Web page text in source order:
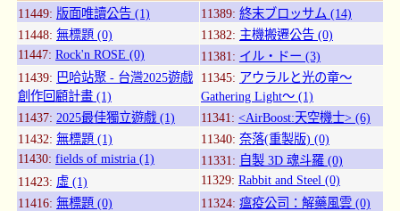
11449: 版面唯讀公告 (1) 11389: 終末ブロッサム (14)
11448: 無標題 (0) 11382: 主機搬遷公告 (0)
11447: Rock'n ROSE (0) 11381: イル・ドー (3)
11439: 巴哈站聚 - 台灣2025遊戲
創作回顧計畫 (1)
11345: アウラルと光の竜～
Gathering Light～ (1)
11437: 2025最佳獨立遊戲 (1) 11341: <AirBoost:天空機士> (6)
11432: 無標題 (1) 11340: 奈落(重製版) (0)
11430: fields of mistria (1) 11331: 自製 3D 魂斗羅 (0)
11423: 虛 (1) 11329: Rabbit and Steel (0)
11416: 無標題 (0) 11324: 瘟疫公司：解藥風雲 (0)